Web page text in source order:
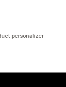
personalizer